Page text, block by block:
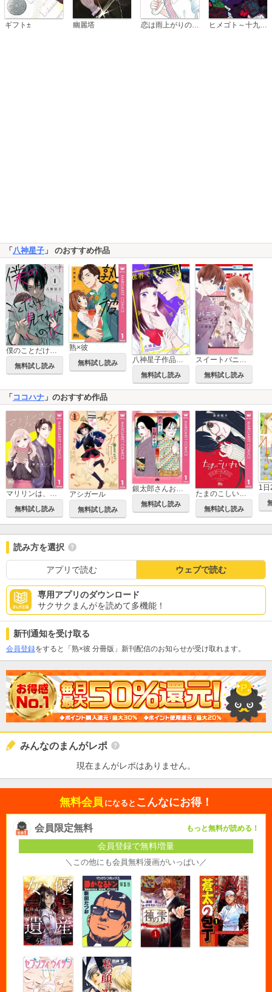
ギフト± 幽麗塔 恋は雨上がりのように ヒメゴト～十九歳の制服～
「 八神星子 」 のおすすめ作品
僕のことだけ見てればいいのに
無料試し読み
熟×彼
無料試し読み 八神星子作品集「世界できみだけわからない」
無料試し読み
スイートバニラビーンズ
無料試し読み
「 ココハナ 」のおすすめ作品
マリリンは、いなくなった
無料試し読み
アシガール
無料試し読み
銀太郎さんお頼み申す
無料試し読み
たまのこしいれ ―アシガールEDO―
無料試し読み
1日
読み方を選択
アプリで読む ウェブで読む
専用アプリのダウンロード
サクサクまんがを読めて多機能！
新刊通知を受け取る
会員登録をすると「熟×彼 分冊版」新刊配信のお知らせが受け取れます。
みんなのまんがレポ
現在まんがレポはありません。
無料会員 になると こんなにお得！
会員限定無料 もっと無料が読める！
会員登録で無料増量
＼この他にも会員無料漫画がいっぱい／